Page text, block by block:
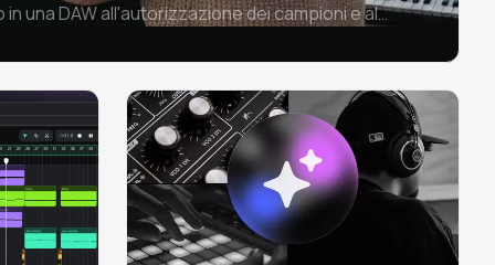
una DAW all'autorizzazione dei campioni e al